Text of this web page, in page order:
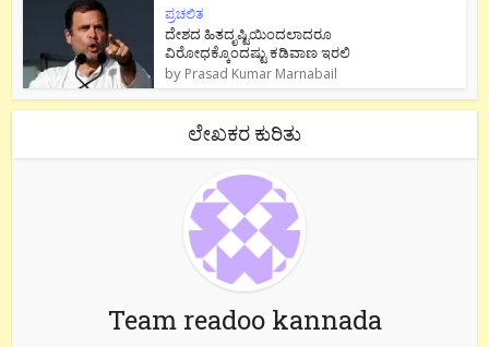
ಪ್ರಚಲಿತ
ದೇಶದ ಹಿತದೃಷ್ಟಿಯಿಂದಲಾದರೂ
ವಿರೋಧಕ್ಕೊಂದಷ್ಟು ಕಡಿವಾಣ ಇರಲಿ
by Prasad Kumar Marnabail
ಲೇಖಕರ ಕುರಿತು
Team readoo kannada